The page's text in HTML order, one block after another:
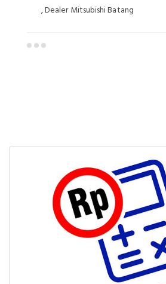
, Dealer Mitsubishi Batang